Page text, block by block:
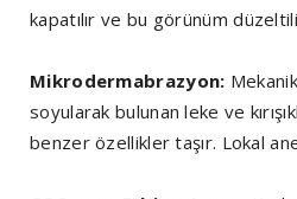
kapatılır ve bu görünüm
Mikrodermabrazyon:
soyularak bulunan leke ve
benzer özellikler taşır. Lokal